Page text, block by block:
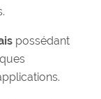
possédant